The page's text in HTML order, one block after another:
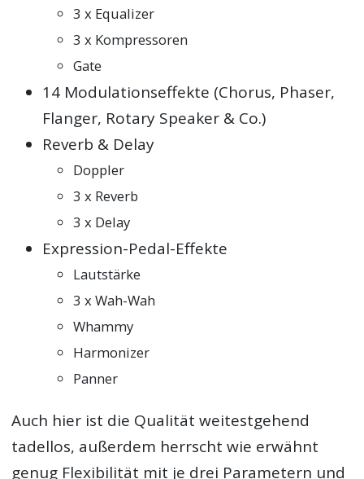
3 x Equalizer
3 x Kompressoren
Gate
14 Modulationseffekte (Chorus, Phaser,
Flanger, Rotary Speaker & Co.)
Reverb & Delay
Doppler
3 x Reverb
3 x Delay
Expression-Pedal-Effekte
Lautstärke
3 x Wah-Wah
Whammy
Harmonizer
Panner
Auch hier ist die Qualität weitestgehend
tadellos, außerdem herrscht wie erwähnt
genug Flexibilität mit je drei Parametern und